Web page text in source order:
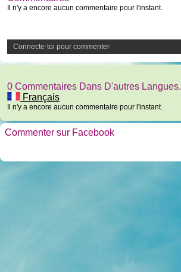
Il n'y a encore aucun commentaire pour l'instant.
Connecte-toi pour commenter
0 Commentaires Dans D'autres Langues.
Français
Il n'y a encore aucun commentaire pour l'instant.
Commenter sur Facebook